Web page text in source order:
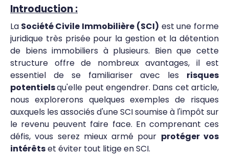
Introduction :
La Société Civile Immobilière (SCI) est une forme
juridique très prisée pour la gestion et la détention
de biens immobiliers à plusieurs. Bien que cette
structure offre de nombreux avantages, il est
essentiel de se familiariser avec les risques
potentielsqu'elle peut engendrer. Dans cet article,
nous explorerons quelques exemples de risques
auxquels les associés d'une SCI soumise à l'impôt sur
le revenu peuvent faire face. En comprenant ces
défis, vous serez mieux armé pour protéger vos
intérêtset éviter tout litige en SCI.